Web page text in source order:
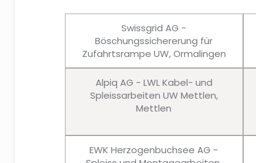
Swissgrid AG -
Böschungssichererung für
Zufahrtsrampe UW, Ormalingen
Alpiq AG - LWL Kabel- und
Spleissarbeiten UW Mettlen,
Mettlen
EWK Herzogenbuchsee AG -